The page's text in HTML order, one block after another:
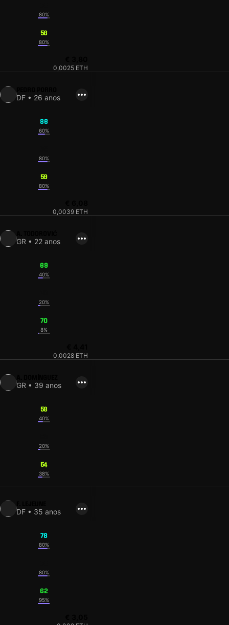
80%
58
80%
0,0025 ETH
DF • 26 anos
86
60%
80%
59
80%
0,0039 ETH
GR • 22 anos
69
40%
20%
70
8%
0,0028 ETH
GR • 39 anos
58
40%
20%
54
38%
DF • 35 anos
78
80%
80%
62
95%